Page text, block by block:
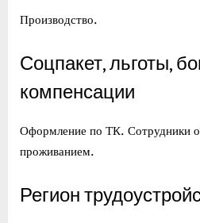
Производство.
Соцпакет, льготы,
компенсации
Оформление по ТК. Сотрудники
проживанием.
Регион